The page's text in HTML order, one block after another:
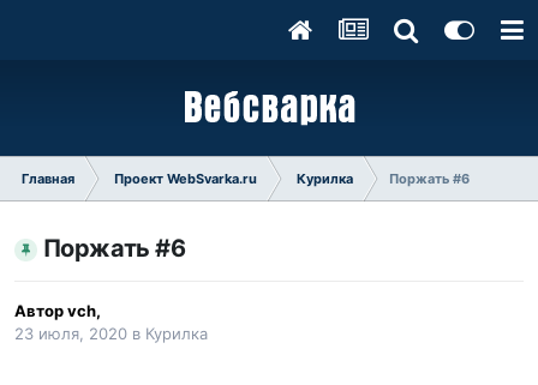
Главная Проект WebSvarka.ru Курилка Поржать #6
Поржать #6
Авторvch,
23 июля, 2020 в Курилка